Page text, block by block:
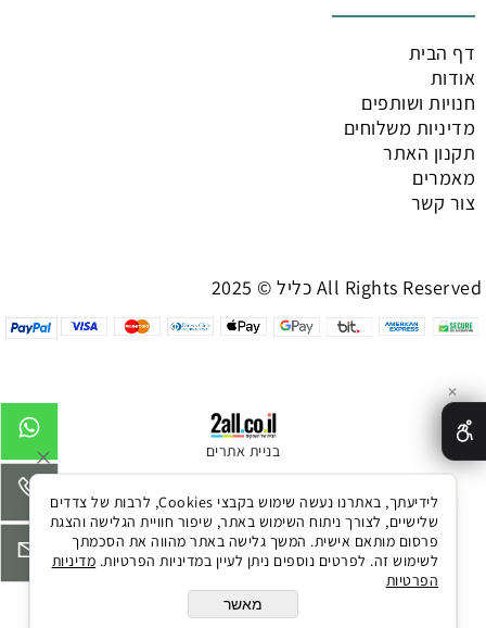
דף הבית
אודות
חנויות ושותפים
מדיניות משלוחים
תקנון האתר
מאמרים
צור קשר
כליל © 2025 All Rights Reserved
בניית אתרים
✕
לידיעתך, באתרנו נעשה שימוש בקבצי Cookies, לרבות של צדדים
שלישיים, לצורך ניתוח השימוש באתר, שיפור חוויית הגלישה והצגת
פרסום מותאם אישית. המשך גלישה באתר מהווה את הסכמתך
לשימוש זה. לפרטים נוספים ניתן לעיין במדיניות הפרטיות. מדיניות
הפרטיות
מאשר